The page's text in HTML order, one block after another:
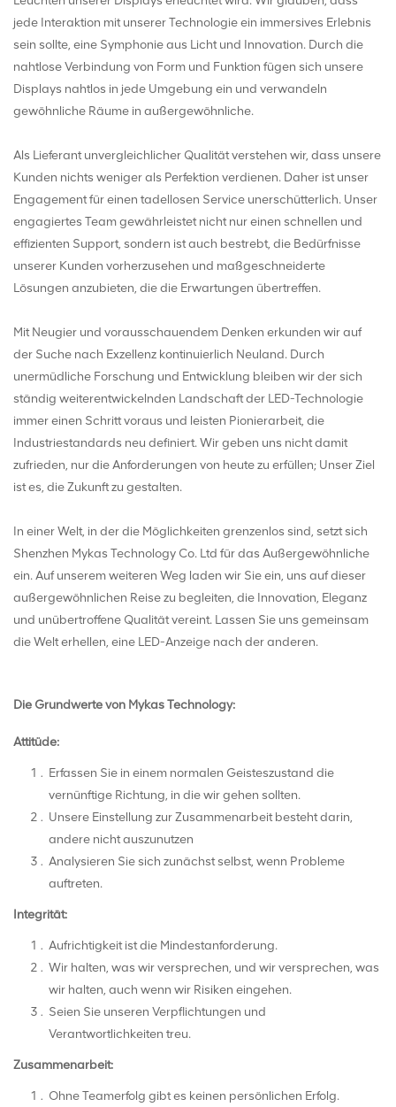
jede Interaktion mit unserer Technologie ein immersives Erlebnis
sein sollte, eine Symphonie aus Licht und Innovation. Durch die
nahtlose Verbindung von Form und Funktion fügen sich unsere
Displays nahtlos in jede Umgebung ein und verwandeln
gewöhnliche Räume in außergewöhnliche.
Als Lieferant unvergleichlicher Qualität verstehen wir, dass unsere
Kunden nichts weniger als Perfektion verdienen. Daher ist unser
Engagement für einen tadellosen Service unerschütterlich. Unser
engagiertes Team gewährleistet nicht nur einen schnellen und
effizienten Support, sondern ist auch bestrebt, die Bedürfnisse
unserer Kunden vorherzusehen und maßgeschneiderte
Lösungen anzubieten, die die Erwartungen übertreffen.
Mit Neugier und vorausschauendem Denken erkunden wir auf
der Suche nach Exzellenz kontinuierlich Neuland. Durch
unermüdliche Forschung und Entwicklung bleiben wir der sich
ständig weiterentwickelnden Landschaft der LED-Technologie
immer einen Schritt voraus und leisten Pionierarbeit, die
Industriestandards neu definiert. Wir geben uns nicht damit
zufrieden, nur die Anforderungen von heute zu erfüllen; Unser Ziel
ist es, die Zukunft zu gestalten.
In einer Welt, in der die Möglichkeiten grenzenlos sind, setzt sich
Shenzhen Mykas Technology Co. Ltd für das Außergewöhnliche
ein. Auf unserem weiteren Weg laden wir Sie ein, uns auf dieser
außergewöhnlichen Reise zu begleiten, die Innovation, Eleganz
und unübertroffene Qualität vereint. Lassen Sie uns gemeinsam
die Welt erhellen, eine LED-Anzeige nach der anderen.
Die Grundwerte von Mykas Technology:
Attitüde:
Erfassen Sie in einem normalen Geisteszustand die
vernünftige Richtung, in die wir gehen sollten.
Unsere Einstellung zur Zusammenarbeit besteht darin,
andere nicht auszunutzen
Analysieren Sie sich zunächst selbst, wenn Probleme
auftreten.
Integrität:
Aufrichtigkeit ist die Mindestanforderung.
Wir halten, was wir versprechen, und wir versprechen, was
wir halten, auch wenn wir Risiken eingehen.
Seien Sie unseren Verpflichtungen und
Verantwortlichkeiten treu.
Zusammenarbeit:
Ohne Teamerfolg gibt es keinen persönlichen Erfolg.